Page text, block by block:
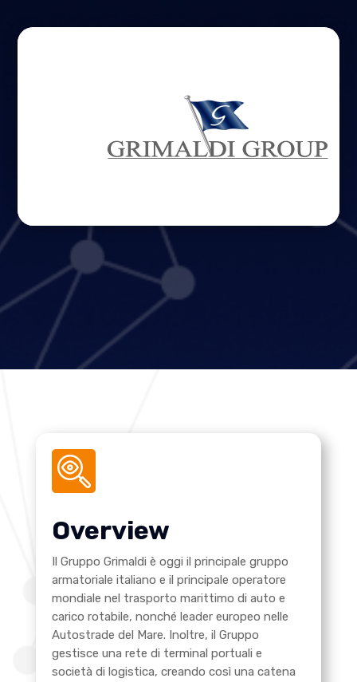
Overview
Il Gruppo Grimaldi è oggi il principale gruppo
armatoriale italiano e il principale operatore
mondiale nel trasporto marittimo di auto e
carico rotabile, nonché leader europeo nelle
Autostrade del Mare. Inoltre, il Gruppo
gestisce una rete di terminal portuali e
società di logistica, creando così una catena